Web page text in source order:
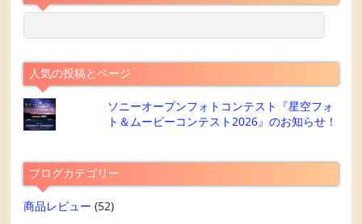
人気の投稿とページ
ソニーオープンフォトコンテスト『星空フォ
ト＆ムービーコンテスト2026』のお知らせ！
ブログカテゴリー
商品レビュー (52)